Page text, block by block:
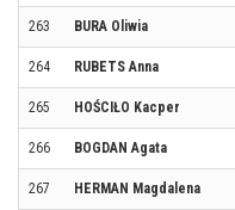
263 BURA Oliwia
264 RUBETS Anna
265 HOŚCIŁO Kacper
266 BOGDAN Agata
267 HERMAN Magdalena